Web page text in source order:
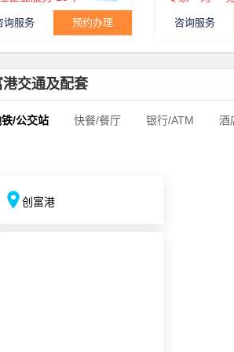
询服务 预约办理 咨询服务
港交通及配套
/公交站 快餐/餐厅 银行/ATM 酒
创富港